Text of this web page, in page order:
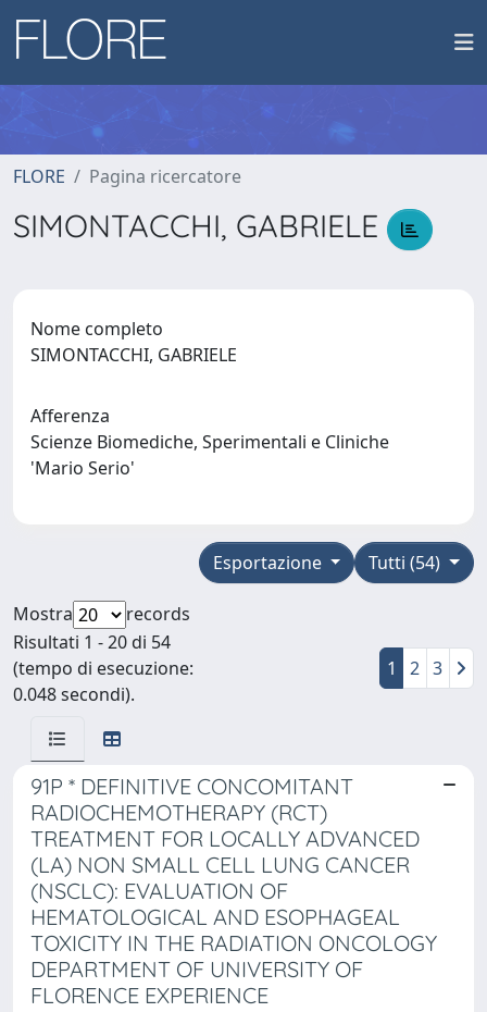
FLORE Pagina ricercatore
SIMONTACCHI, GABRIELE
Nome completo
SIMONTACCHI, GABRIELE
Afferenza
Scienze Biomediche, Sperimentali e Cliniche
'Mario Serio'
Tutti (54)
Esportazione
Mostra
records
Risultati 1 - 20 di 54
(tempo di esecuzione:
0.048 secondi).
1 2 3
91P * DEFINITIVE CONCOMITANT
RADIOCHEMOTHERAPY (RCT)
TREATMENT FOR LOCALLY ADVANCED
(LA) NON SMALL CELL LUNG CANCER
(NSCLC): EVALUATION OF
HEMATOLOGICAL AND ESOPHAGEAL
TOXICITY IN THE RADIATION ONCOLOGY
DEPARTMENT OF UNIVERSITY OF
FLORENCE EXPERIENCE